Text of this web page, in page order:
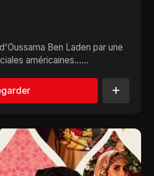
Ben Laden par une
américaines......